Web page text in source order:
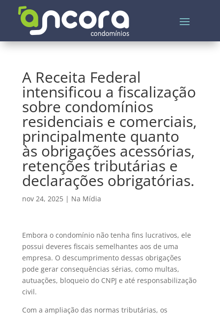
A Receita Federal
intensificou a fiscalização
sobre condomínios
residenciais e comerciais,
principalmente quanto
às obrigações acessórias,
retenções tributárias e
declarações obrigatórias.
nov 24, 2025| Na Mídia
Embora o condomínio não tenha fins lucrativos, ele
possui deveres fiscais semelhantes aos de uma
empresa. O descumprimento dessas obrigações
pode gerar consequências sérias, como multas,
autuações, bloqueio do CNPJ e até responsabilização
civil.
Com a ampliação das normas tributárias, os